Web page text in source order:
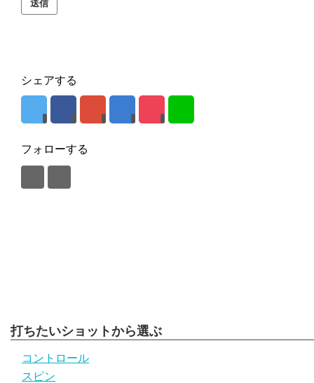
シェアする
フォローする
打ちたいショットから選ぶ
コントロール
スピン